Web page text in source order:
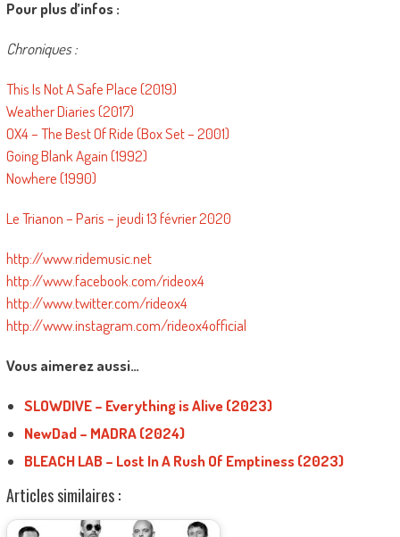
Pour plus d’infos :
Chroniques :
This Is Not A Safe Place (2019)
Weather Diaries (2017)
OX4 – The Best Of Ride (Box Set – 2001)
Going Blank Again (1992)
Nowhere (1990)
Le Trianon – Paris – jeudi 13 février 2020
http://www.ridemusic.net
http://www.facebook.com/rideox4
http://www.twitter.com/rideox4
http://www.instagram.com/rideox4official
Vous aimerez aussi…
SLOWDIVE – Everything is Alive (2023)
NewDad – MADRA (2024)
BLEACH LAB – Lost In A Rush Of Emptiness (2023)
Articles similaires :